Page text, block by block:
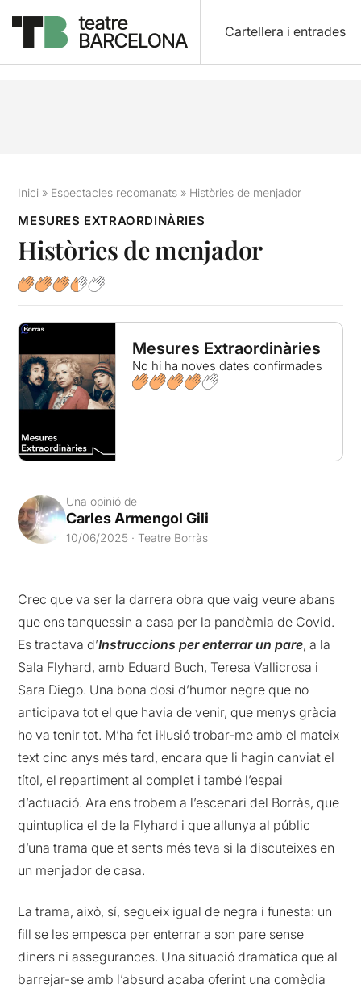
Cartellera i entrades
Inici » Espectacles recomanats » Històries de menjador
MESURES EXTRAORDINÀRIES
Històries de menjador
Mesures Extraordinàries
No hi ha noves dates confirmades
Una opinió de
Carles Armengol Gili
10/06/2025 · Teatre Borràs
Crec que va ser la darrera obra que vaig veure abans
que ens tanquessin a casa per la pandèmia de Covid.
Es tractava d’Instruccions per enterrar un pare, a la
Sala Flyhard, amb Eduard Buch, Teresa Vallicrosa i
Sara Diego. Una bona dosi d’humor negre que no
anticipava tot el que havia de venir, que menys gràcia
ho va tenir tot. M’ha fet il·lusió trobar-me amb el mateix
text cinc anys més tard, encara que li hagin canviat el
títol, el repartiment al complet i també l’espai
d’actuació. Ara ens trobem a l’escenari del Borràs, que
quintuplica el de la Flyhard i que allunya al públic
d’una trama que et sents més teva si la discuteixes en
un menjador de casa.
La trama, això, sí, segueix igual de negra i funesta: un
fill se les empesca per enterrar a son pare sense
diners ni assegurances. Una situació dramàtica que al
barrejar-se amb l’absurd acaba oferint una comèdia